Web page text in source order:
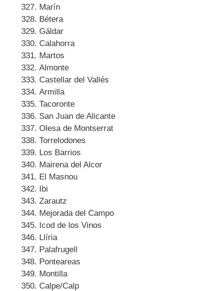
Marín
Bétera
Gáldar
Calahorra
Martos
Almonte
Castellar del Vallés
Armilla
Tacoronte
San Juan de Alicante
Olesa de Montserrat
Torrelodones
Los Barrios
Mairena del Alcor
El Masnou
Ibi
Zarautz
Mejorada del Campo
Icod de los Vinos
Llíria
Palafrugell
Ponteareas
Montilla
Calpe/Calp